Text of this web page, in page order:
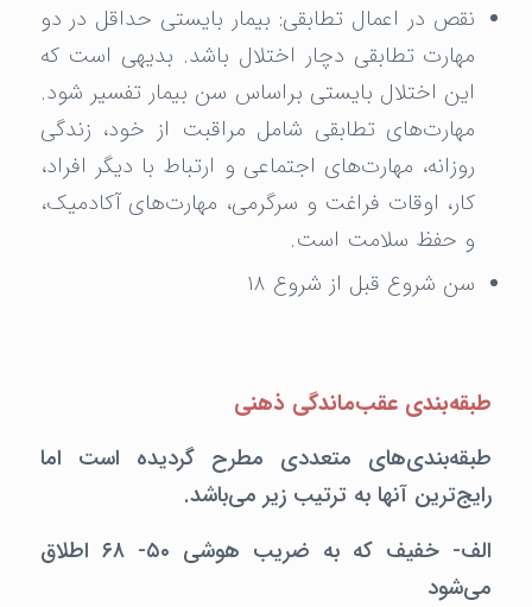
نقص در اعمال تطابقی: بیمار بایستی حداقل در دو
مهارت تطابقی دچار اختلال باشد. بدیهی است که
این اختلال بایستی براساس سن بیمار تفسیر شود.
مهارت‌های تطابقی شامل مراقبت از خود، زندگی
روزانه، مهارت‌های اجتماعی و ارتباط با دیگر افراد،
کار، اوقات فراغت و سرگرمی، مهارت‌های آکادمیک،
و حفظ سلامت است.
سن شروع قبل از شروع ۱۸
طبقه‌بندی عقب‌ماندگی ذهنی
طبقه‌بندی‌های متعددی مطرح گردیده است اما
رایج‌ترین آنها به ترتیب زیر می‌باشد.
الف- خفیف که به ضریب هوشی ۵۰- ۶۸ اطلاق
می‌شود